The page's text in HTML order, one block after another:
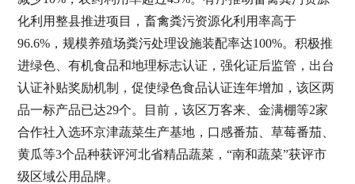
化利用整县推进项目，畜禽粪污资源化利用率高于
96.6%，规模养殖场粪污处理设施装配率达100%。积极推
进绿色、有机食品和地理标志认证，强化证后监管，出台
认证补贴奖励机制，促使绿色食品认证连年增加，该区两
品一标产品已达29个。目前，该区万客来、金满棚等2家
合作社入选环京津蔬菜生产基地，口感番茄、草莓番茄、
黄瓜等3个品种获评河北省精品蔬菜，“南和蔬菜”获评市
级区域公用品牌。